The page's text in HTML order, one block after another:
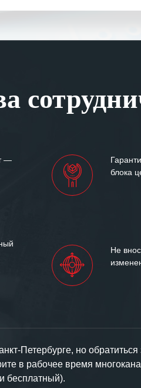
ценим сложившиеся между
долгих лет успеха и процветания.
—
блока
Не
Петербурге, но
в рабочее время
бесплатный).